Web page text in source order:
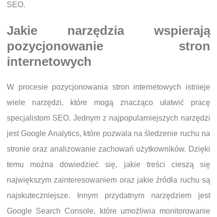
SEO.
Jakie narzędzia wspierają
pozycjonowanie stron
internetowych
W procesie pozycjonowania stron internetowych istnieje
wiele narzędzi, które mogą znacząco ułatwić pracę
specjalistom SEO. Jednym z najpopularniejszych narzędzi
jest Google Analytics, które pozwala na śledzenie ruchu na
stronie oraz analizowanie zachowań użytkowników. Dzięki
temu można dowiedzieć się, jakie treści cieszą się
największym zainteresowaniem oraz jakie źródła ruchu są
najskuteczniejsze. Innym przydatnym narzędziem jest
Google Search Console, które umożliwia monitorowanie